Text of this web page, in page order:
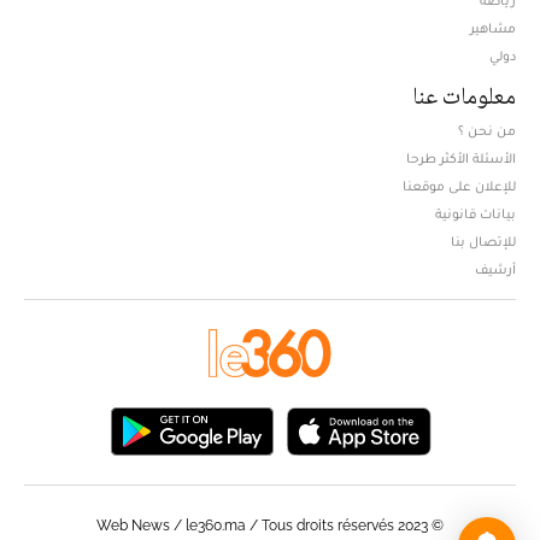
مشاهير
دولي
معلومات عنا
من نحن ؟
الأسئلة الأكثر طرحا
للإعلان على موقعنا
بيانات قانونية
للإتصال بنا
أرشيف
© Web News / le360.ma / Tous droits réservés 2023